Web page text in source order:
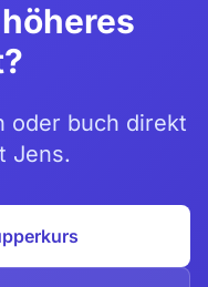
oder buch direkt
Jens.